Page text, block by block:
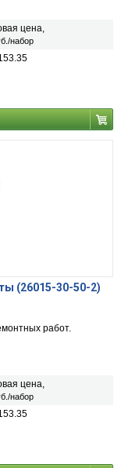
цена,
набор
(26015-30-50-2)
работ.
цена,
набор